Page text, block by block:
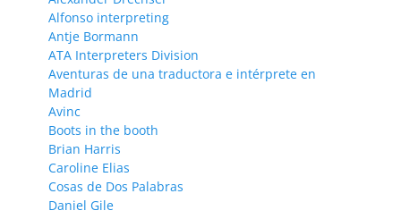
Alfonso interpreting
Antje Bormann
ATA Interpreters Division
Aventuras de una traductora e intérprete en
Madrid
Avinc
Boots in the booth
Brian Harris
Caroline Elias
Cosas de Dos Palabras
Daniel Gile